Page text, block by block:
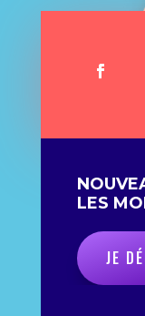
LES
JE